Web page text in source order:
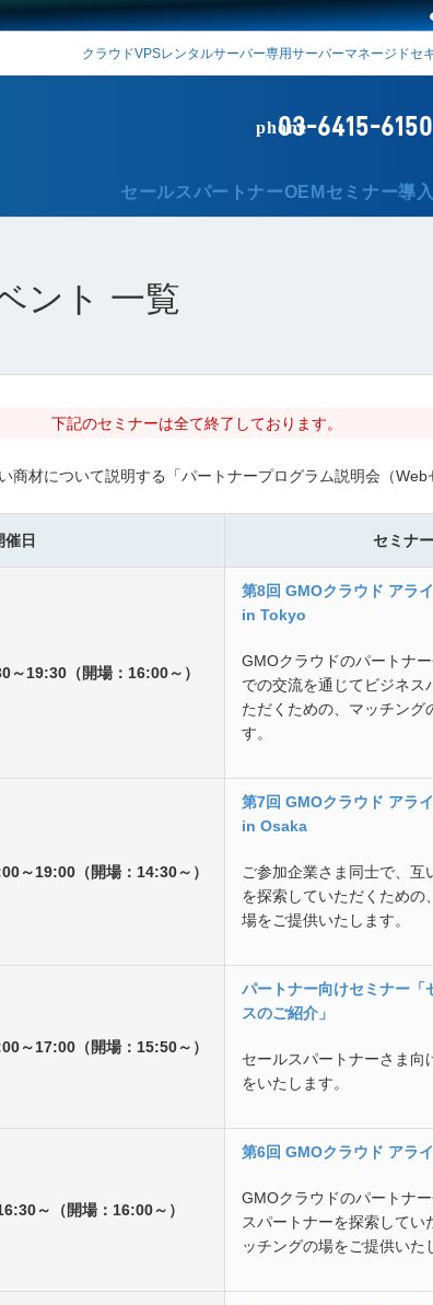
クラウドVPSレンタルサーバー専用サーバーマネージドセ
phone
03-6415-6150
セールスパートナーOEM セミナー導
ント 一覧
下記のセミナーは全て終了しております。
材について説明する「パートナープログラム説明会（Web
催日 セミナ
～19:30（開場：16:00～）
第8回 GMOクラウド アラ
in Tokyo
GMOクラウドのパートナ
での交流を通じてビジネス
ただくための、マッチング
す。
～19:00（開場：14:30～）
第7回 GMOクラウド アラ
in Osaka
ご参加企業さま同士で、互
を探索していただくための
場をご提供いたします。
～17:00（開場：15:50～）
パートナー向けセミナー「
スのご紹介」
セールスパートナーさま向
をいたします。
～（開場：16:00～）
第6回 GMOクラウド アラ
GMOクラウドのパートナ
スパートナーを探索してい
ッチングの場をご提供いた